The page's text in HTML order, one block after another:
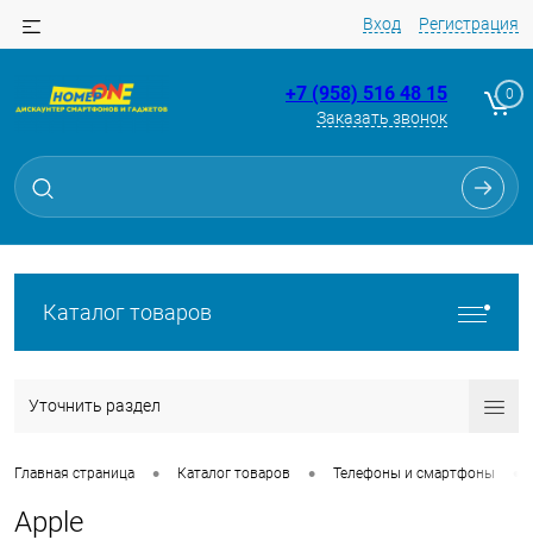
Вход Регистрация
+7 (958) 516 48 15
Заказать звонок
0
Каталог товаров
Уточнить раздел
Главная страница • Каталог товаров • Телефоны и смартфоны
Apple